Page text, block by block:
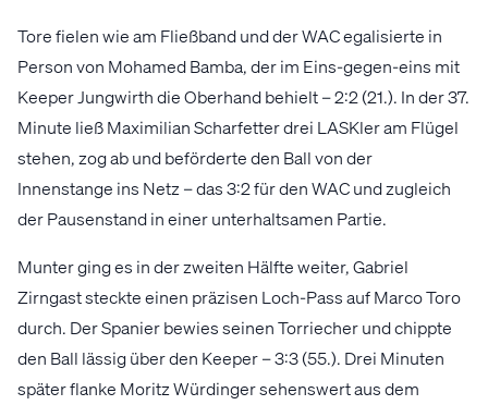
Tore fielen wie am Fließband und der WAC egalisierte in
Person von Mohamed Bamba, der im Eins-gegen-eins mit
Keeper Jungwirth die Oberhand behielt – 2:2 (21.). In der 37.
Minute ließ Maximilian Scharfetter drei LASKler am Flügel
stehen, zog ab und beförderte den Ball von der
Innenstange ins Netz – das 3:2 für den WAC und zugleich
der Pausenstand in einer unterhaltsamen Partie.
Munter ging es in der zweiten Hälfte weiter, Gabriel
Zirngast steckte einen präzisen Loch-Pass auf Marco Toro
durch. Der Spanier bewies seinen Torriecher und chippte
den Ball lässig über den Keeper – 3:3 (55.). Drei Minuten
später flanke Moritz Würdinger sehenswert aus dem